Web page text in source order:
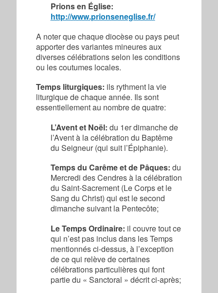
Prions en Église:
http://www.prionseneglise.fr/
A noter que chaque diocèse ou pays peut
apporter des variantes mineures aux
diverses célébrations selon les conditions
ou les coutumes locales.
Temps liturgiques: ils rythment la vie
liturgique de chaque année. Ils sont
essentiellement au nombre de quatre:
L’Avent et Noël: du 1er dimanche de
l’Avent à la célébration du Baptême
du Seigneur (qui suit l’Épiphanie).
Temps du Carême et de Pâques: du
Mercredi des Cendres à la célébration
du Saint-Sacrement (Le Corps et le
Sang du Christ) qui est le second
dimanche suivant la Pentecôte;
Le Temps Ordinaire: il couvre tout ce
qui n’est pas inclus dans les Temps
mentionnés ci-dessus, à l’exception
de ce qui relève de certaines
célébrations particulières qui font
partie du « Sanctoral » décrit ci-après;